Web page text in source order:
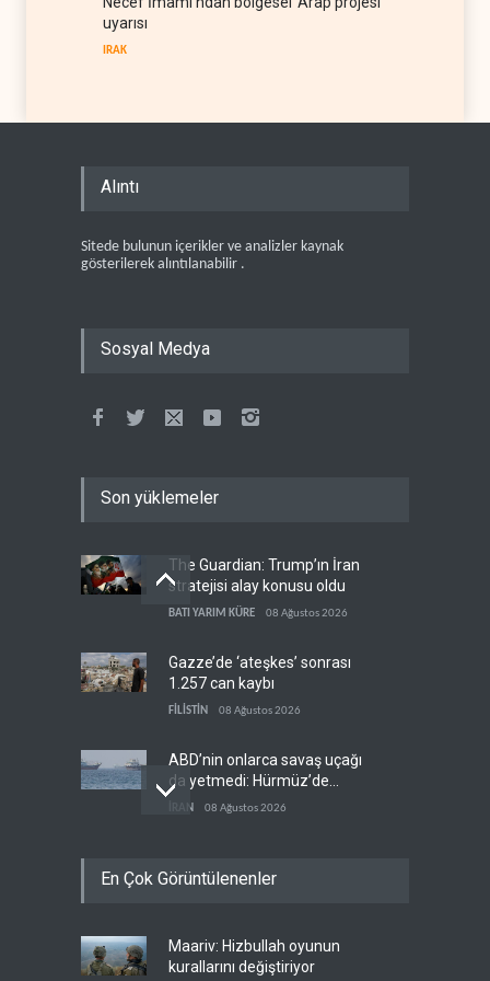
uyarısı
IRAK
Alıntı
Sitede bulunun içerikler ve analizler kaynak
gösterilerek alıntılanabilir .
Sosyal Medya
Son yüklemeler
The Guardian: Trump’ın İran
stratejisi alay konusu oldu
BATI YARIM KÜRE 08 Ağustos 2026
Gazze’de ‘ateşkes’ sonrası
1.257 can kaybı
FİLİSTİN 08 Ağustos 2026
ABD’nin onlarca savaş uçağı
da yetmedi: Hürmüz’de
gemi vuruldu
İRAN 08 Ağustos 2026
'Arap projesi' uyarısı
Mossad’ın İran'a karşı Kürt
planı neden çöktü?
En Çok Görüntülenenler
Maariv: Hizbullah oyunun
kurallarını değiştiriyor